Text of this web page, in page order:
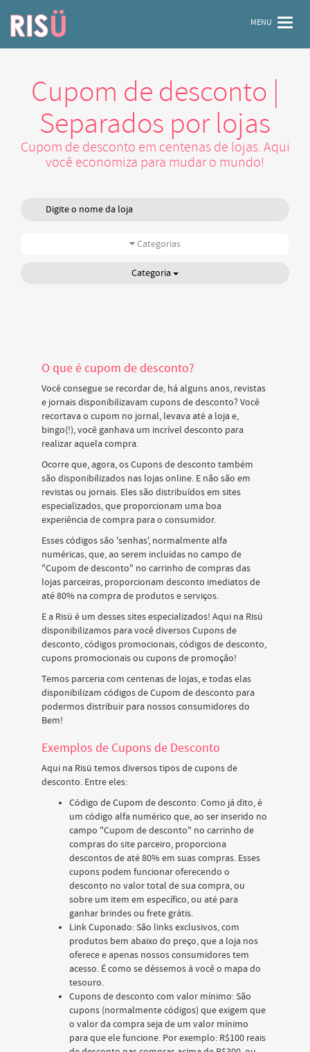
MENU
Cupom de desconto |
Separados por lojas
Cupom de desconto em centenas de lojas. Aqui
você economiza para mudar o mundo!
Categorias
Categoria
O que é cupom de desconto?
Você consegue se recordar de, há alguns anos, revistas
e jornais disponibilizavam cupons de desconto? Você
recortava o cupom no jornal, levava até a loja e,
bingo(!), você ganhava um incrível desconto para
realizar aquela compra.
Ocorre que, agora, os Cupons de desconto também
são disponibilizados nas lojas online. E não são em
revistas ou jornais. Eles são distribuídos em sites
especializados, que proporcionam uma boa
experiência de compra para o consumidor.
Esses códigos são 'senhas', normalmente alfa
numéricas, que, ao serem incluídas no campo de
"Cupom de desconto" no carrinho de compras das
lojas parceiras, proporcionam desconto imediatos de
até 80% na compra de produtos e serviços.
E a Risü é um desses sites especializados! Aqui na Risü
disponibilizamos para você diversos Cupons de
desconto, códigos promocionais, códigos de desconto,
cupons promocionais ou cupons de promoção!
Temos parceria com centenas de lojas, e todas elas
disponibilizam códigos de Cupom de desconto para
podermos distribuir para nossos consumidores do
Bem!
Exemplos de Cupons de Desconto
Aqui na Risü temos diversos tipos de cupons de
desconto. Entre eles:
Código de Cupom de desconto: Como já dito, é
um código alfa numérico que, ao ser inserido no
campo "Cupom de desconto" no carrinho de
compras do site parceiro, proporciona
descontos de até 80% em suas compras. Esses
cupons podem funcionar oferecendo o
desconto no valor total de sua compra, ou
sobre um item em específico, ou até para
ganhar brindes ou frete grátis.
Link Cuponado: São links exclusivos, com
produtos bem abaixo do preço, que a loja nos
oferece e apenas nossos consumidores tem
acesso. É como se déssemos à você o mapa do
tesouro.
Cupons de desconto com valor mínimo: São
cupons (normalmente códigos) que exigem que
o valor da compra seja de um valor mínimo
para que ele funcione. Por exemplo: R$100 reais